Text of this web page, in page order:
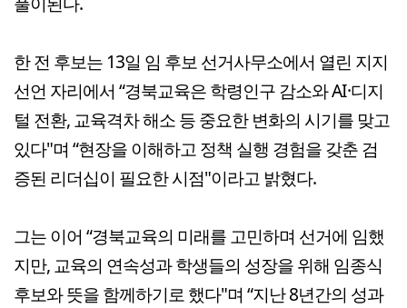
한 전 후보는 13일 임 후보 선거사무소에서 열린 지지
선언 자리에서 “경북교육은 학령인구 감소와 AI·디지
털 전환, 교육격차 해소 등 중요한 변화의 시기를 맞고
있다"며 “현장을 이해하고 정책 실행 경험을 갖춘 검
증된 리더십이 필요한 시점"이라고 밝혔다.
그는 이어 “경북교육의 미래를 고민하며 선거에 임했
지만, 교육의 연속성과 학생들의 성장을 위해 임종식
후보와 뜻을 함께하기로 했다"며 “지난 8년간의 성과